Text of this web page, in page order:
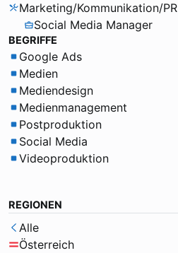
Marketing/Kommunikation/PR
Social Media Manager
BEGRIFFE
Google Ads
Medien
Mediendesign
Medienmanagement
Postproduktion
Social Media
Videoproduktion
REGIONEN
Alle
Österreich